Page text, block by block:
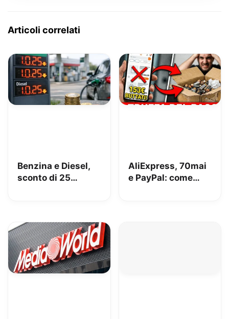
Articoli correlati
Benzina e Diesel,
sconto di 25
AliExpress, 70mai
e PayPal: come